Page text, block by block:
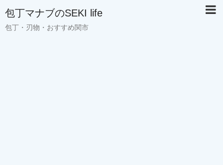
包丁マナブのSEKI life
包丁・刃物・おすすめ関市